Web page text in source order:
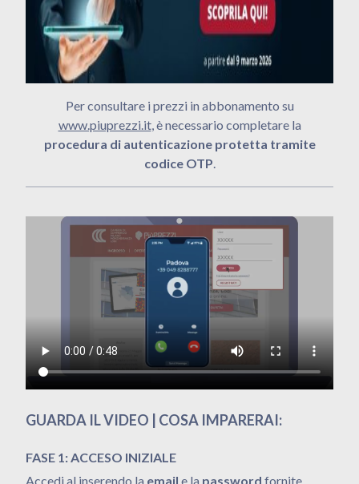
Per consultare i prezzi in abbonamento su
www.piuprezzi.it, è necessario completare la
procedura di autenticazione protetta tramite
codice OTP.
GUARDA IL VIDEO | COSA IMPARERAI:
FASE 1: ACCESO INIZIALE
Accedi al inserendo la email e la password fornite